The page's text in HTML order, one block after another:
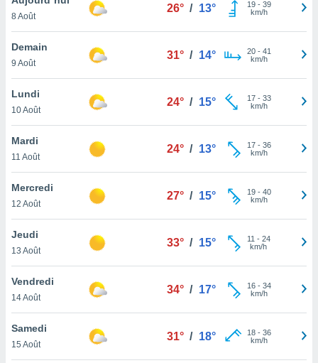
et
»,
au
vous
qu'ils
ou
le
ainsi
un
la
du
en
8 Août
26° / 13° 19- 39
km/h
Demain
9 Août
31° / 14° 20- 41
km/h
Lundi
10 Août
24° / 15° 17- 33
km/h
Mardi
11 Août
24° / 13° 17- 36
km/h
Mercredi
12 Août
27° / 15° 19- 40
km/h
Jeudi
13 Août
33° / 15° 11 - 24
km/h
Vendredi
14 Août
34° / 17° 16- 34
km/h
Samedi
15 Août
31° / 18° 18- 36
km/h